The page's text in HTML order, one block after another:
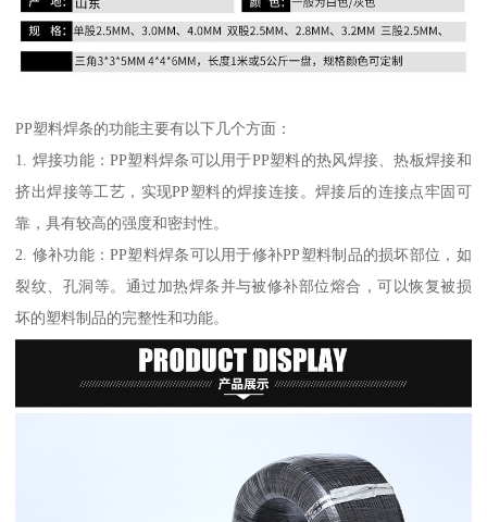
PP塑料焊条的功能主要有以下几个方面：
1. 焊接功能：PP塑料焊条可以用于PP塑料的热风焊接、热板焊接和
挤出焊接等工艺，实现PP塑料的焊接连接。焊接后的连接点牢固可
靠，具有较高的强度和密封性。
2. 修补功能：PP塑料焊条可以用于修补PP塑料制品的损坏部位，如
裂纹、孔洞等。通过加热焊条并与被修补部位熔合，可以恢复被损
坏的塑料制品的完整性和功能。